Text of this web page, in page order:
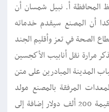
المحافظة أ. نبيل شمسان أن
أن المصنع سيقدم خدماته
الصحة في تعز وأقليم الجند
مرارة نقل أنابيب الأكجسين
المدينة المبادرين على متن
المرفقة بالمصنع مولد
كهربائي بقوة 250 كيلو/وات وبقيمة 200 ألف دولار إضافة إلى